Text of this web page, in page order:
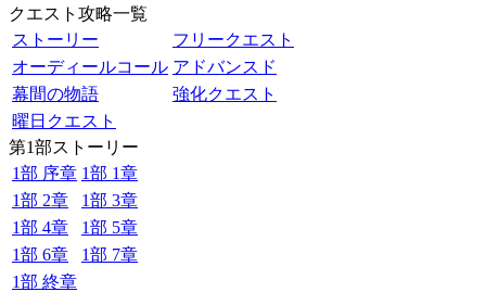
クエスト攻略一覧
ストーリー
フリークエスト
オーディールコール アドバンスド
幕間の物語
強化クエスト
曜日クエスト
第1部ストーリー
1部 序章 1部 1章
1部 2章
1部 3章
1部 4章
1部 5章
1部 6章
1部 7章
1部 終章